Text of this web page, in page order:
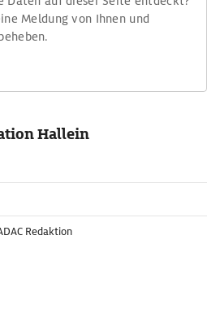
Meldung von Ihnen und
Hallein
Redaktion